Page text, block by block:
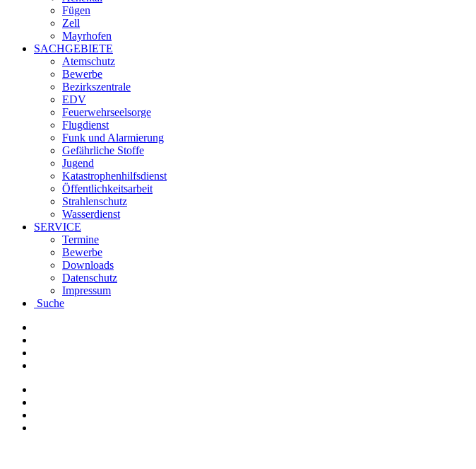
Fügen
Zell
Mayrhofen
SACHGEBIETE
Atemschutz
Bewerbe
Bezirkszentrale
EDV
Feuerwehrseelsorge
Flugdienst
Funk und Alarmierung
Gefährliche Stoffe
Jugend
Katastrophenhilfsdienst
Öffentlichkeitsarbeit
Strahlenschutz
Wasserdienst
SERVICE
Termine
Bewerbe
Downloads
Datenschutz
Impressum
Suche